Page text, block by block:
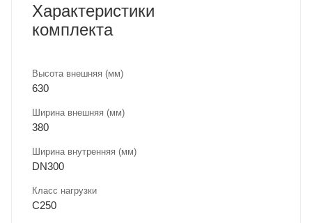
Характеристики
комплекта
Высота внешняя (мм)
630
Ширина внешняя (мм)
380
Ширина внутренняя (мм)
DN300
Класс нагрузки
C250